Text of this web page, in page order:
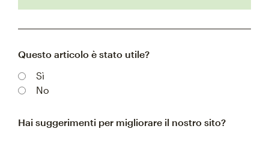
Questo articolo è stato utile?
Sì
No
Hai suggerimenti per migliorare il nostro sito?